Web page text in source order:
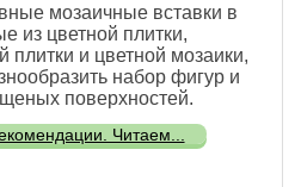
мозаичные вставки в
из цветной плитки,
плитки и цветной мозаики,
набор фигур и
поверхностей.
Читаем...